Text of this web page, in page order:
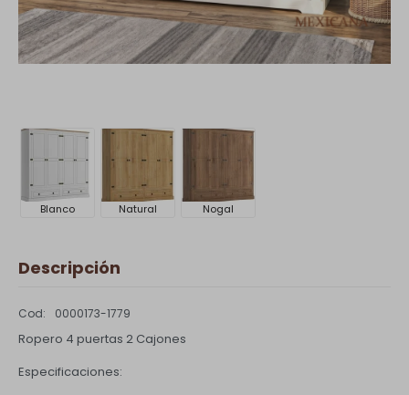
Blanco Natural Nogal
Descripción
0000173-1779
Ropero 4 puertas 2 Cajones
Especificaciones: